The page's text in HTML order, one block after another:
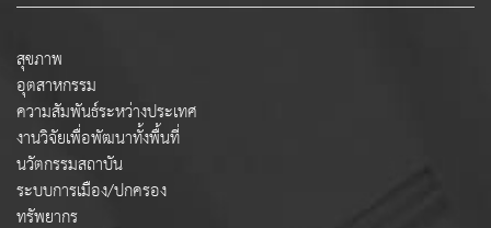
สุขภาพ
อุตสาหกรรม
ความสัมพันธ์ระหว่างประเทศ
งานวิจัยเพื่อพัฒนาทั้งพื้นที่
นวัตกรรมสถาบัน
ระบบการเมือง/ปกครอง
ทรัพยากร